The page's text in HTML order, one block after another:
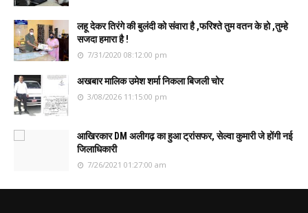
लहू देकर तिरंगे की बुलंदी को संवारा है ,फरिश्ते तुम वतन के हो ,तुम्हे
सजदा हमारा है !
7/31/2020 08:12:00 pm
अखबार मालिक उमेश शर्मा निकला बिजली चोर
3/08/2026 11:15:00 pm
आखिरकार DM अलीगढ़ का हुआ ट्रांसफर, सेल्वा कुमारी जे होंगी नई
जिलाधिकारी
7/26/2021 01:27:00 am